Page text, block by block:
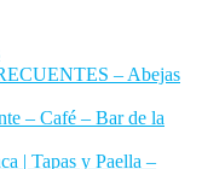
– Abejas
– Café – Bar de la
| Tapas y Paella –